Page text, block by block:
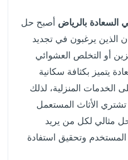
بالرياض أصبح حل
الذين يرغبون في تجديد
أو التخلص العشوائي
يتميز بكثافة سكانية
المنزلية، لذلك
الأثاث المستعمل
مثالي لكل من يريد
وتحقيق استفادة